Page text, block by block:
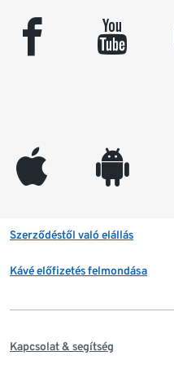
facebook youtube
appleinc android
Szerződéstől való elállás
Kávé előfizetés felmondása
Kapcsolat & segítség